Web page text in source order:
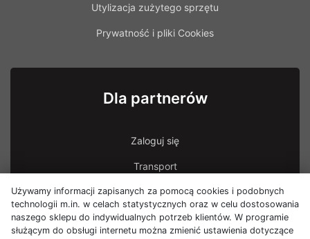
Utylizacja zużytego sprzętu
Prywatność i pliki Cookies
Dla partnerów
Zaloguj się
Transport
Transport - uszkodzona przesyłka
Używamy informacji zapisanych za pomocą cookies i podobnych
technologii m.in. w celach statystycznych oraz w celu dostosowania
naszego sklepu do indywidualnych potrzeb klientów. W programie
służącym do obsługi internetu można zmienić ustawienia dotyczące